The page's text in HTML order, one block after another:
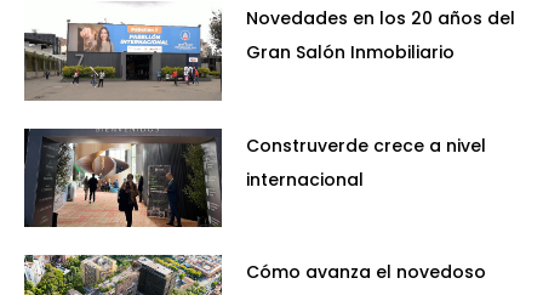
Novedades en los 20 años del
Gran Salón Inmobiliario
Construverde crece a nivel
internacional
Cómo avanza el novedoso